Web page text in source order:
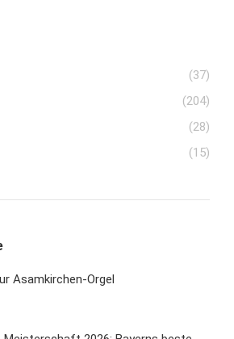
(37)
(204)
(28)
(15)
Asamkirchen-Orgel